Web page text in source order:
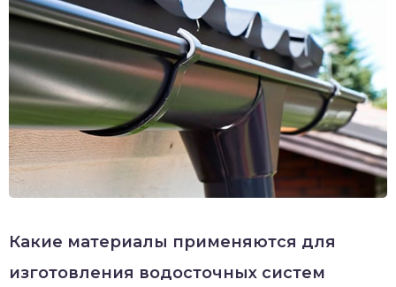
Какие материалы применяются для
изготовления водосточных систем